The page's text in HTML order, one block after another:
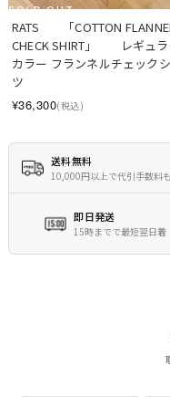
SOLD OUT
RATS　　「COTTON FLANNEL
CHECK SHIRT」　　レギュ
カラー フランネルチェック
ツ
¥36,300(税込)
送料無料
10,000円以上で代引手数料
即日発送
15時までで最短翌日着